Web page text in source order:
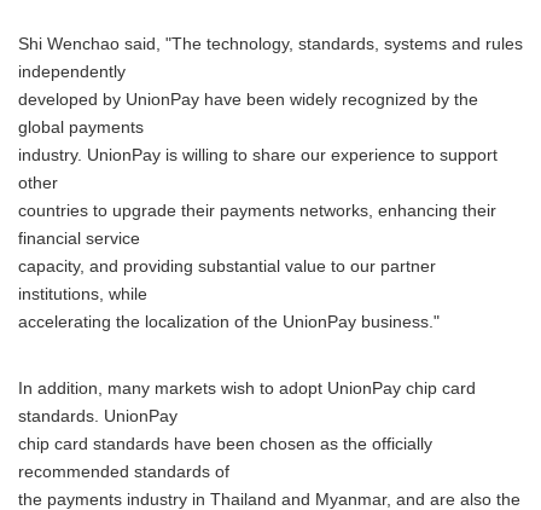
Shi Wenchao said, "The technology, standards, systems and rules
independently
developed by UnionPay have been widely recognized by the
global payments
industry. UnionPay is willing to share our experience to support
other
countries to upgrade their payments networks, enhancing their
financial service
capacity, and providing substantial value to our partner
institutions, while
accelerating the localization of the UnionPay business."
In addition, many markets wish to adopt UnionPay chip card
standards. UnionPay
chip card standards have been chosen as the officially
recommended standards of
the payments industry in Thailand and Myanmar, and are also the